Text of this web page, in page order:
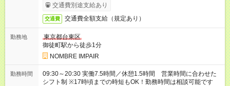
交通費別途支給あり
交通費 交通費全額支給（規定あり）
勤務地
東京都台東区
御徒町駅から徒歩1分
NOMBRE IMPAIR
勤務時間
09:30～20:30 実働7.5時間／休憩1.5時間 営業時間に合わせた
シフト制 ※17時頃までの時短もOK！勤務時間は相談可能です